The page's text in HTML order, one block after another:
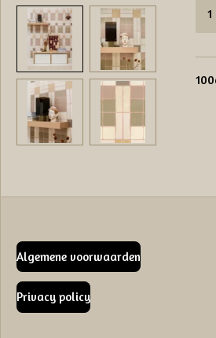
Algemene voorwaarden
Privacy policy